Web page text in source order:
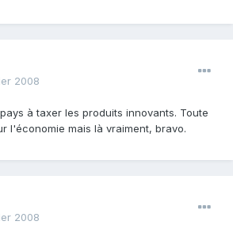
2008
à taxer les produits innovants. Toute
l'économie mais là vraiment, bravo.
2008